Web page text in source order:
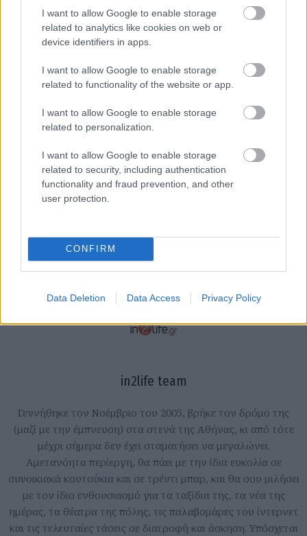
I want to allow Google to enable storage
related to analytics like cookies on web or
device identifiers in apps.
I want to allow Google to enable storage
related to functionality of the website or app.
I want to allow Google to enable storage
related to personalization.
I want to allow Google to enable storage
related to security, including authentication
functionality and fraud prevention, and other
user protection.
CONFIRM
Data Deletion Data Access Privacy Policy
in2life team
Γεννήθηκε τον Νοέμβριο του 2005, βρήκε τον δρόμο της
(μαζί με την έμπνευση) στα στενά της Αθήνας, κι από τότε
μέχρι σήμερα δεν έχει σταματήσει να μεγαλώνει.
Αμετανόητα περίεργη, θα πάει με την ίδια ευκολία σε
συνοικιακά κουτούκια και σε τρέντι μπαρ, και θα σου μιλήσει
με τον ίδιο ενθουσιασμό για τα ταξίδια της, τα νέα της
ημέρας, τα θέατρα της πόλης, τις παλαβομάρες του ίντερνετ
και τις τελευταίες τάσεις σε διατροφή και άσκηση. Υπόσχεται